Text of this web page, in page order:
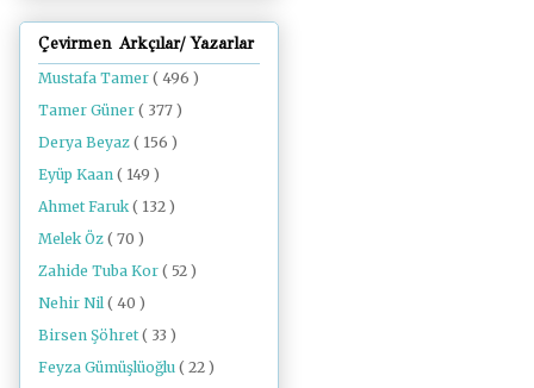
Çevirmen Arkçılar/ Yazarlar
Mustafa Tamer ( 496 )
Tamer Güner ( 377 )
Derya Beyaz ( 156 )
Eyüp Kaan ( 149 )
Ahmet Faruk ( 132 )
Melek Öz ( 70 )
Zahide Tuba Kor ( 52 )
Nehir Nil ( 40 )
Birsen Şöhret ( 33 )
Feyza Gümüşlüoğlu ( 22 )